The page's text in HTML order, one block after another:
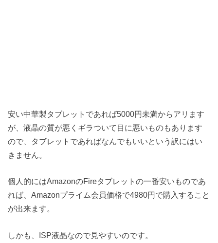
安い中華製タブレットであれば5000円未満からアリます
が、液晶の質が悪くギラついて目に悪いものもあります
ので、タブレットであればなんでもいいという訳にはい
きません。
個人的にはAmazonのFireタブレットの一番安いものであ
れば、Amazonプライム会員価格で4980円で購入すること
が出来ます。
しかも、ISP液晶なので見やすいのです。